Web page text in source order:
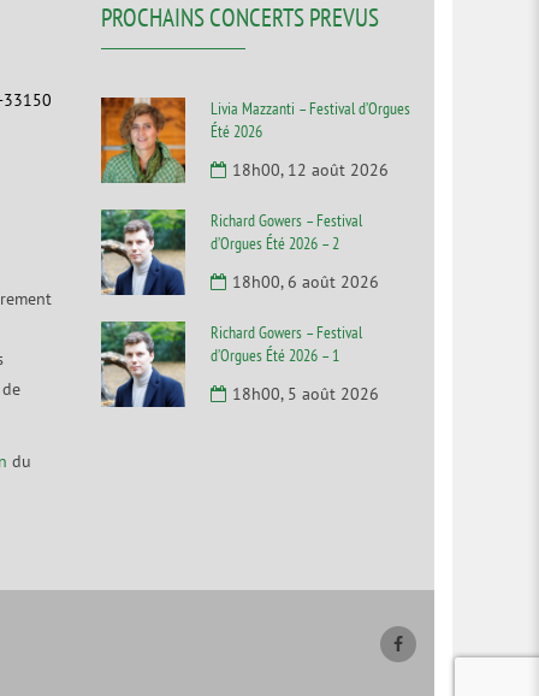
33150
du
PROCHAINS CONCERTS PREVUS
Livia Mazzanti – Festival d’Orgues
Été 2026
18h00, 12 août 2026
Richard Gowers – Festival
d’Orgues Été 2026 – 2
18h00, 6 août 2026
Richard Gowers – Festival
d’Orgues Été 2026 – 1
18h00, 5 août 2026